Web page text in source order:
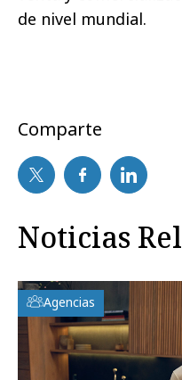
de nivel mundial.
Comparte
Noticias
Agencias